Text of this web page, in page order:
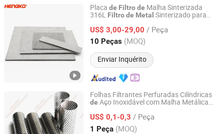
Placa de Filtrode Malha Sinterizada
316L Filtrode Metal Sinterizado para
US$ 3,00-29,00 / Peça
10 Peças (MOQ)
Enviar Inquérito
Hengko Technology Co., Ltd.
Guangdong, China Desde 2024
Folhas Filtrantes Perfuradas Cilíndricas
de Aço Inoxidável com Malha Metálica
US$ 0,1-0,3 / Peça
1 Peça (MOQ)
Anping County Huana Wire Mesh Products Co., Ltd.
Hebei, China Desde 2023